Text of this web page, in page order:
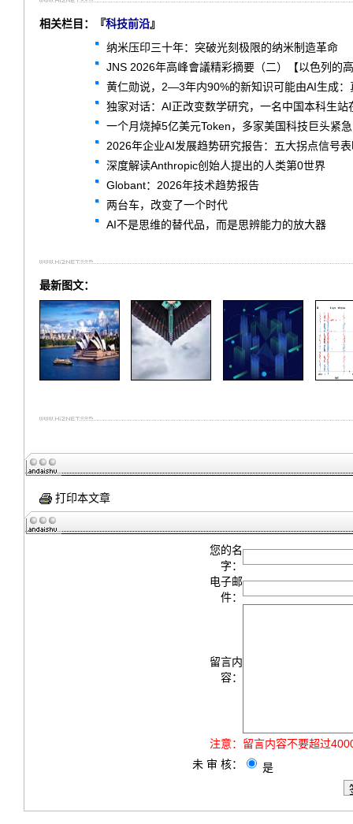
相关栏目：『科技前沿』
纳米压印三十年：突破光刻极限的纳米制造革命
JNS 2026年高峰會議精彩摘要（二）【以色列的
黄仁勋说，2—3年内90%的新知识可能由AI生成
独家对话：AI正改变数学研究，一名中国本科生站
一个月烧掉5亿美元Token，多家美国科技巨头紧
2026年企业AI发展趋势研究报告：五大拐点信号
深度解读Anthropic创始人提出的人类第0世界
Globant：2026年技术趋势报告
两台车，改变了一个时代
AI不是思维的替代品，而是思辨能力的放大器
最新图文：
打印本文章
您的名
字：
电子邮
件：
留言内
容：
注意： 留言内容不要超过
未 审 核：
是